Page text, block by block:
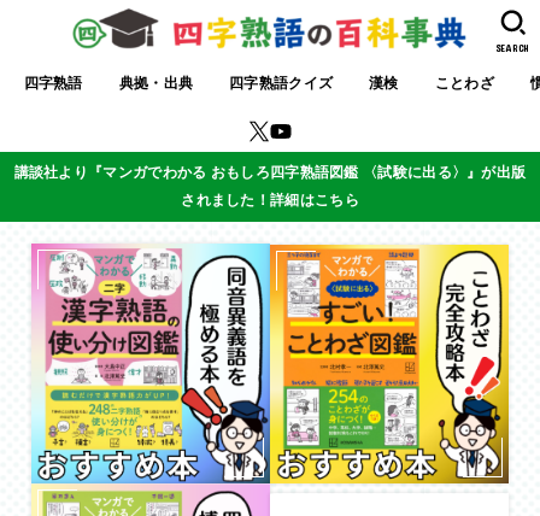
四字熟語 典拠・出典 四字熟語クイズ 漢検 ことわざ
SEARCH
講談社より『マンガでわかる おもしろ四字熟語図鑑 〈試験に出る〉』が出版
されました！詳細はこちら